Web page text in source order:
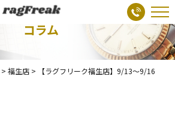
コラム
> 福生店 >
【ラグフリーク福生店】9/13～9/16